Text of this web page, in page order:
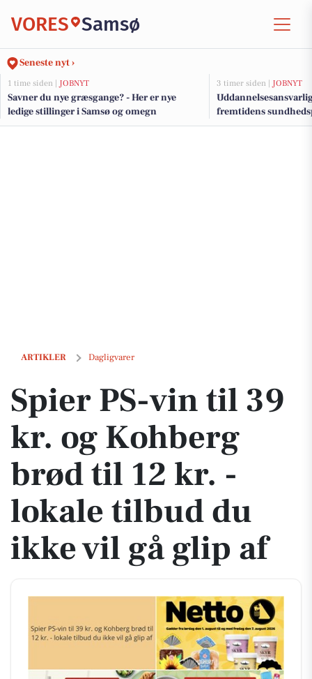
VORES Samsø
Seneste nyt ›
1 time siden | JOBNYT
Savner du nye græsgange? - Her er nye
ledige stillinger i Samsø og omegn
3 timer siden | JOBNYT
fremtidens
Samsø
ARTIKLER Dagligvarer
Spier PS-vin til 39 kr. og Kohberg brød til 12 kr. - lokale tilbud du
Spier PS-vin til 39
kr. og Kohberg
brød til 12 kr. -
lokale tilbud du
ikke vil gå glip af